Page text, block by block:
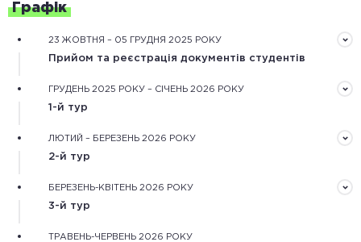
Графік
23 ЖОВТНЯ – 05 ГРУДНЯ 2025 РОКУ
Прийом та реєстрація документів студентів
ГРУДЕНЬ 2025 РОКУ – СІЧЕНЬ 2026 РОКУ
1-й тур
Обробка зареєстрованих документів та оцінювання
обґрунтування дослідження.
ЛЮТИЙ – БЕРЕЗЕНЬ 2026 РОКУ
2-й тур
конкурсантів.
БЕРЕЗЕНЬ-КВІТЕНЬ 2026 РОКУ
3-й тур
ТРАВЕНЬ-ЧЕРВЕНЬ 2026 РОКУ